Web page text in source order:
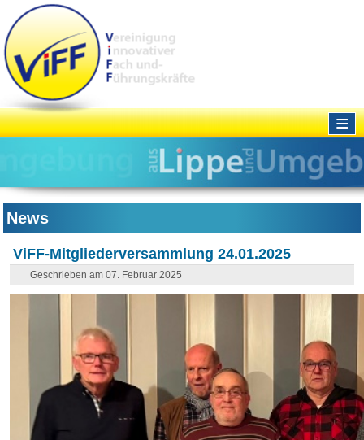
≡
News
ViFF-Mitgliederversammlung 24.01.2025
Geschrieben am 07. Februar 2025